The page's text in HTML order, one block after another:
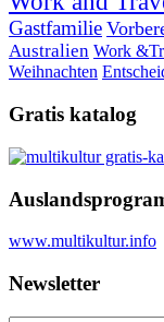
Gastfamilie
Australien Work
Weihnachten
Gratis katalog
www.multikultur.info
Newsletter